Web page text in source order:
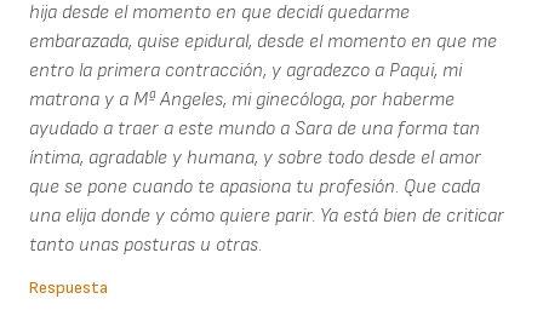
hija desde el momento en que decidí quedarme
embarazada, quise epidural, desde el momento en que me
entro la primera contracción, y agradezco a Paqui, mi
matrona y a Mª Angeles, mi ginecóloga, por haberme
ayudado a traer a este mundo a Sara de una forma tan
íntima, agradable y humana, y sobre todo desde el amor
que se pone cuando te apasiona tu profesión. Que cada
una elija donde y cómo quiere parir. Ya está bien de criticar
tanto unas posturas u otras.
Respuesta